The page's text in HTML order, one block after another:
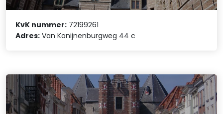
KvK nummer: 72199261
Adres: Van Konijnenburgweg 44 c